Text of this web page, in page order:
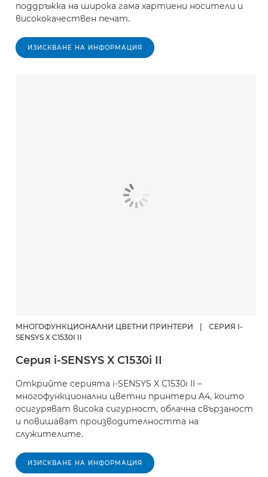
поддръжка на широка гама хартиени носители и
висококачествен печат.
ИЗИСКВАНЕ НА ИНФОРМАЦИЯ
МНОГОФУНКЦИОНАЛНИ ЦВЕТНИ ПРИНТЕРИ
СЕРИЯ I-
SENSYS X C1530I II
Серия i-SENSYS X C1530i II
Открийте серията i-SENSYS X C1530i II –
многофункционални цветни принтери A4, които
осигуряват висока сигурност, облачна свързаност
и повишават производителността на
служителите.
ИЗИСКВАНЕ НА ИНФОРМАЦИЯ